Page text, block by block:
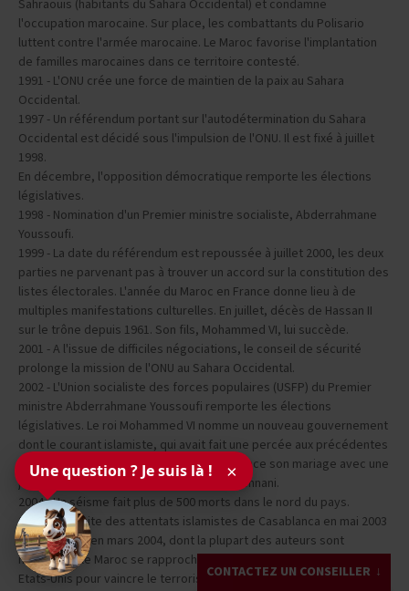
1978 - L'ONU se prononce en faveur de l'autodétermination des
Sahraouis (habitants du Sahara Occidental) et condamne
l'occupation marocaine. Sur place, les combattants du Polisario
luttent contre l'armée marocaine. Le Maroc favorise l'implantation
de familles marocaines dans ce territoire contesté.
1991 - L'ONU crée une force de maintien de la paix au Sahara
Occidental.
1997 - Un référendum portant sur l'autodétermination du Sahara
Occidental est décidé sous l'impulsion de l'ONU. Il est fixé à juillet
1998.
En décembre, l'opposition démocratique remporte les élections
législatives.
1998 - Nomination d'un Premier ministre socialiste, Abderrahmane
Youssoufi.
1999 - La date du référendum est repoussée à juillet 2000, les deux
parties ne parvenant pas à trouver un accord sur la constitution des
listes électorales. L'année du Maroc en France donne lieu à de
multiples manifestations culturelles. En juillet, décès de Hassan II
sur le trône depuis 1961. Son fils, Mohammed VI, lui succède.
2001 - A l'issue de difficiles négociations, le conseil de sécurité
prolonge la mission de l'ONU au Sahara Occidental.
2002 - L'Union socialiste des forces populaires (USFP) du Premier
ministre Abderrahmane Youssoufi remporte les élections
législatives. Le roi Mohammed VI nomme un nouveau gouvernement
dont le courant islamiste, qui avait fait une percée aux précédentes
élections, est absent. En mars, le roi annonce son mariage avec une
jeune informaticienne de 24 ans, Salma Bennani.
2004 - Un séisme fait plus de 500 morts dans le nord du pays.
2005 - A la suite des attentats islamistes de Casablanca en mai 2003
et de Madrid en mars 2004, dont la plupart des auteurs sont
marocains, le Maroc se rapproche de l'Union européenne et des
CONTACTEZ UN CONSEILLER
Une question ? Je suis là ! ×